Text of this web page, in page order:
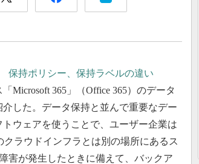
保持ポリシー、保持ラベルの違い
Microsoft 365」（Office 365）のデータ
した。データ保持と並んで重要なデー
ウェアを使うことで、ユーザー企業は
クラウドインフラとは別の場所にあるス
害が発生したときに備えて、バックア